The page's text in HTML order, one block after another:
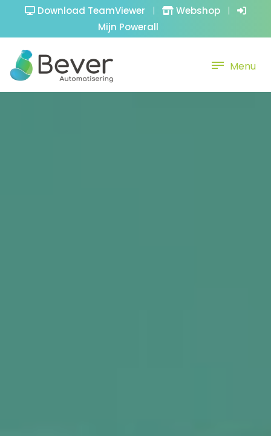
Download TeamViewer | Webshop |
Mijn Powerall
Menu